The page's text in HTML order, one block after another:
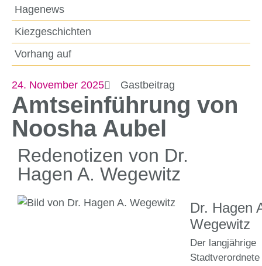
Hagenews
Kiezgeschichten
Vorhang auf
24. November 2025 Gastbeitrag
Amtseinführung von
Noosha Aubel
Redenotizen von Dr.
Hagen A. Wegewitz
Dr. Hagen
Wegewitz
Der langjährige